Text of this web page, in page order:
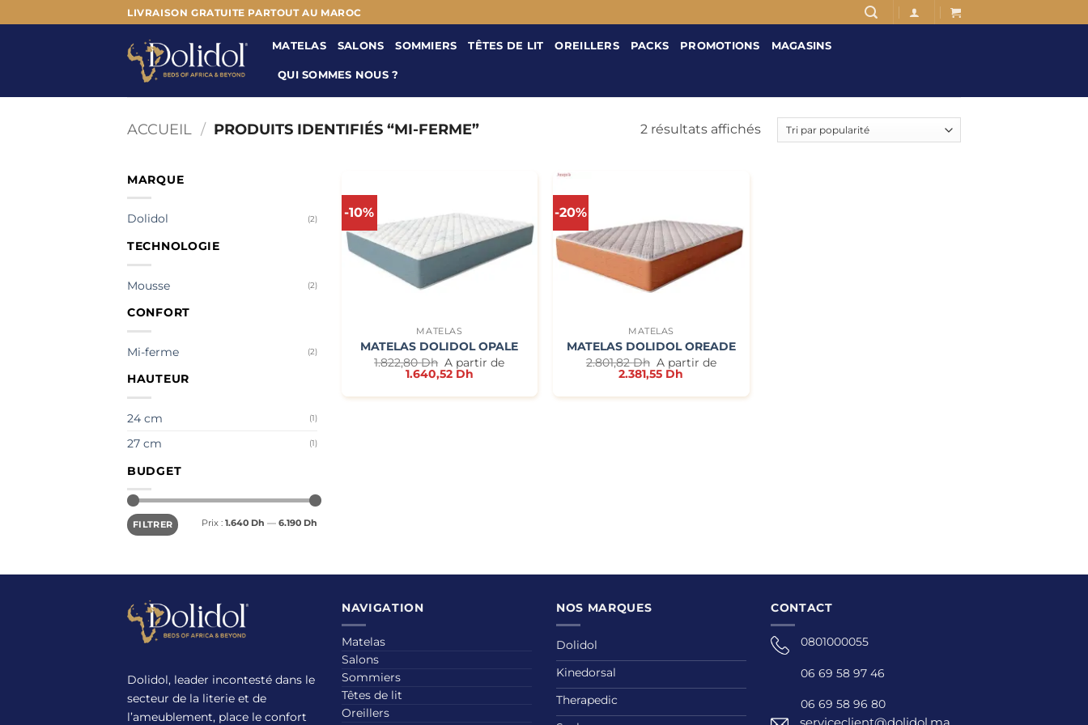
au
LIVRAISON GRATUITE PARTOUT AU MAROC
MATELAS SALONS SOMMIERS TÊTES DE LIT OREILLERS PACKS PROMOTIONS MAGASINS
QUI SOMMES NOUS ?
ACCUEIL / PRODUITS IDENTIFIÉS “MI-FERME” 2 résultats affichésTrié
MARQUE
Dolidol (2)
TECHNOLOGIE
Mousse (2)
CONFORT
Mi-ferme (2)
HAUTEUR
24 cm (1)
27 cm (1)
BUDGET
Prix
min
Prix
max
FILTRER Prix : 1.640 Dh — 6.190 Dh
-10%
MATELAS
MATELAS DOLIDOL OPALE
1.822,80Dh A partir de
1.640,52 Dh
-20%
MATELAS
MATELAS DOLIDOL OREADE
2.801,82Dh A partir de
2.381,55 Dh
Dolidol, leader incontesté dans le
secteur de la literie et de
l’ameublement, place le confort
NAVIGATION
Matelas
Salons
Sommiers
Têtes de lit
Oreillers
NOS MARQUES
Dolidol
Kinedorsal
Therapedic
CONTACT
0801000055
06 69 58 97 46
06 69 58 96 80